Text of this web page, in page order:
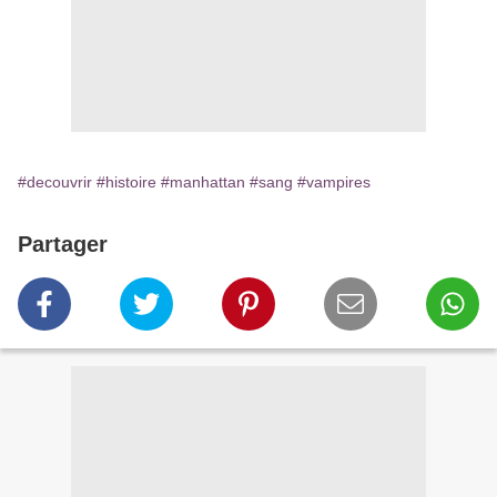
#decouvrir #histoire #manhattan #sang #vampires
Partager